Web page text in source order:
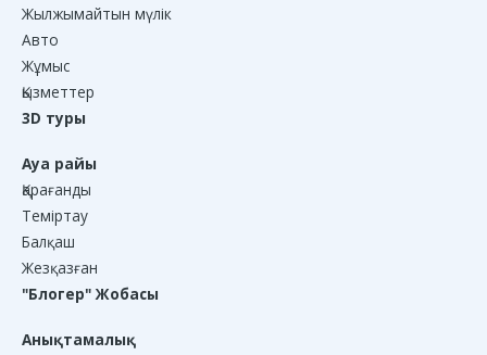
Жылжымайтын мүлік
Авто
Жұмыс
Қызметтер
3D туры
Ауа райы
Қарағанды
Теміртау
Балқаш
Жезқазған
"Блогер" Жобасы
Анықтамалық